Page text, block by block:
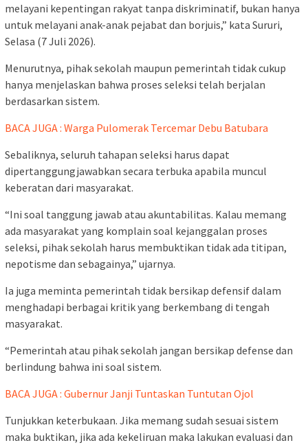
melayani kepentingan rakyat tanpa diskriminatif, bukan hanya
untuk melayani anak-anak pejabat dan borjuis,” kata Sururi,
Selasa (7 Juli 2026).
Menurutnya, pihak sekolah maupun pemerintah tidak cukup
hanya menjelaskan bahwa proses seleksi telah berjalan
berdasarkan sistem.
BACA JUGA : Warga Pulomerak Tercemar Debu Batubara
Sebaliknya, seluruh tahapan seleksi harus dapat
dipertanggungjawabkan secara terbuka apabila muncul
keberatan dari masyarakat.
“Ini soal tanggung jawab atau akuntabilitas. Kalau memang
ada masyarakat yang komplain soal kejanggalan proses
seleksi, pihak sekolah harus membuktikan tidak ada titipan,
nepotisme dan sebagainya,” ujarnya.
Ia juga meminta pemerintah tidak bersikap defensif dalam
menghadapi berbagai kritik yang berkembang di tengah
masyarakat.
“Pemerintah atau pihak sekolah jangan bersikap defense dan
berlindung bahwa ini soal sistem.
BACA JUGA : Gubernur Janji Tuntaskan Tuntutan Ojol
Tunjukkan keterbukaan. Jika memang sudah sesuai sistem
maka buktikan, jika ada kekeliruan maka lakukan evaluasi dan